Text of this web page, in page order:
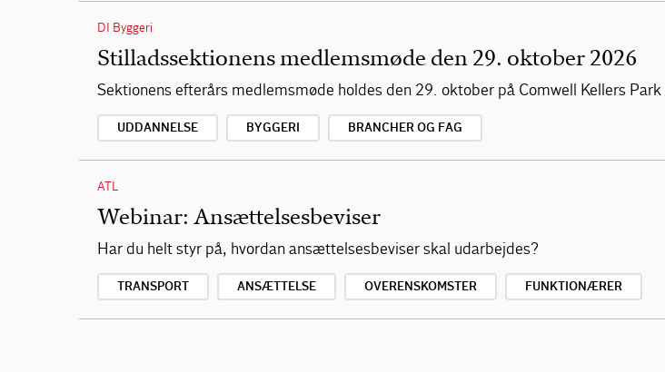
DI Byggeri
Stilladssektionens medlemsmøde den 29. oktober 2026
Sektionens efterårs medlemsmøde holdes den 29. oktober på Comwell Kellers Park
UDDANNELSE BYGGERI BRANCHER OG FAG
ATL
Webinar: Ansættelsesbeviser
Har du helt styr på, hvordan ansættelsesbeviser skal udarbejdes?
TRANSPORT ANSÆTTELSE OVERENSKOMSTER FUNKTIONÆRER